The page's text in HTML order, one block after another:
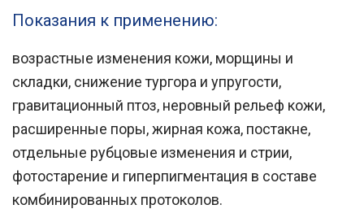
Показания к применению:
возрастные изменения кожи, морщины и
складки, снижение тургора и упругости,
гравитационный птоз, неровный рельеф кожи,
расширенные поры, жирная кожа, постакне,
отдельные рубцовые изменения и стрии,
фотостарение и гиперпигментация в составе
комбинированных протоколов.